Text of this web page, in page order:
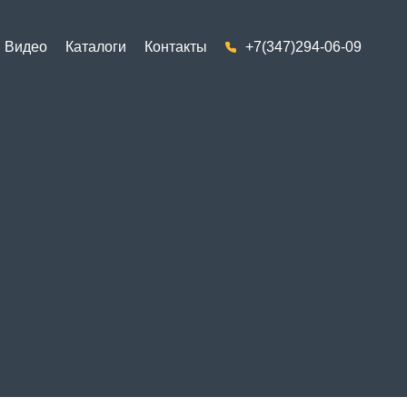
Видео Каталоги Контакты +7(347)294-06-09